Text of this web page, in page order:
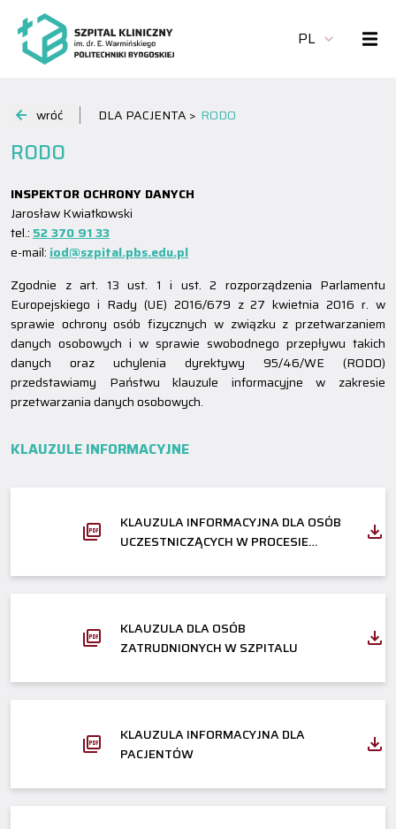
PL
wróć DLA PACJENTA > RODO
RODO
INSPEKTOR OCHRONY DANYCH
Jarosław Kwiatkowski
tel.: 52 370 91 33
e-mail: iod@szpital.pbs.edu.pl
Zgodnie z art. 13 ust. 1 i ust. 2 rozporządzenia Parlamentu
Europejskiego i Rady (UE) 2016/679 z 27 kwietnia 2016 r. w
sprawie ochrony osób fizycznych w związku z przetwarzaniem
danych osobowych i w sprawie swobodnego przepływu takich
danych oraz uchylenia dyrektywy 95/46/WE (RODO)
przedstawiamy Państwu klauzule informacyjne w zakresie
przetwarzania danych osobowych.
KLAUZULE INFORMACYJNE
KLAUZULA INFORMACYJNA DLA OSÓB
UCZESTNICZĄCYCH W PROCESIE
KLAUZULA DLA OSÓB
ZATRUDNIONYCH W SZPITALU
KLAUZULA INFORMACYJNA DLA
PACJENTÓW